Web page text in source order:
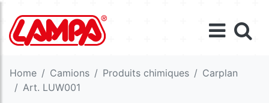
Home Camions Produits chimiques
Carplan
Art. LUW001